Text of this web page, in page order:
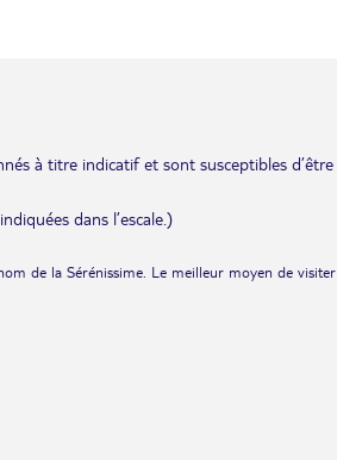
à titre indicatif et sont susceptibles d’être
dans l’escale.)
de la Sérénissime. Le meilleur moyen de visiter